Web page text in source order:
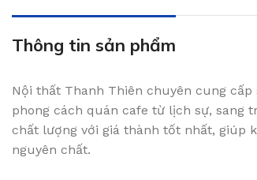
Thông tin sản phẩm
Nội thất Thanh Thiên chuyên cung cấp
phong cách quán cafe từ lịch sự, sang
chất lượng với giá thành tốt nhất, giúp
nguyên chất.